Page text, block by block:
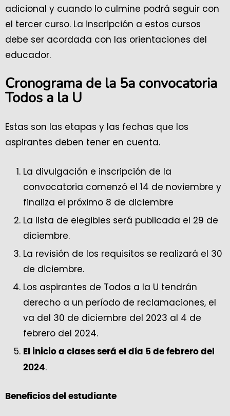
adicional y cuando lo culmine podrá seguir con
el tercer curso. La inscripción a estos cursos
debe ser acordada con las orientaciones del
educador.
Cronograma de la 5a convocatoria
Todos a la U
Estas son las etapas y las fechas que los
aspirantes deben tener en cuenta.
La divulgación e inscripción de la
convocatoria comenzó el 14 de noviembre y
finaliza el próximo 8 de diciembre
La lista de elegibles será publicada el 29 de
diciembre.
La revisión de los requisitos se realizará el 30
de diciembre.
Los aspirantes de Todos a la U tendrán
derecho a un período de reclamaciones, el
va del 30 de diciembre del 2023 al 4 de
febrero del 2024.
El inicio a clases será el día 5 de febrero del
2024.
Beneficios del estudiante